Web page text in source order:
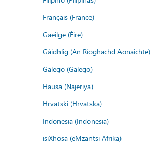
Français (France)
Gaeilge (Éire)
Gàidhlig (An Rìoghachd Aonaichte)
Galego (Galego)
Hausa (Najeriya)
Hrvatski (Hrvatska)
Indonesia (Indonesia)
isiXhosa (eMzantsi Afrika)